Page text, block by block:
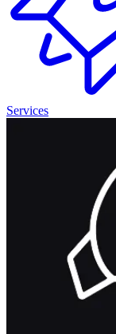
Services